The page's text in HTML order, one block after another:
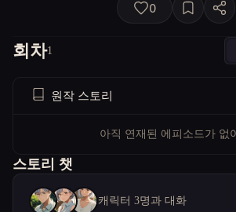
0
회차1
원작 스토리
아직 연재된 에피소드가 없
스토리 챗
캐릭터 3명과 대화